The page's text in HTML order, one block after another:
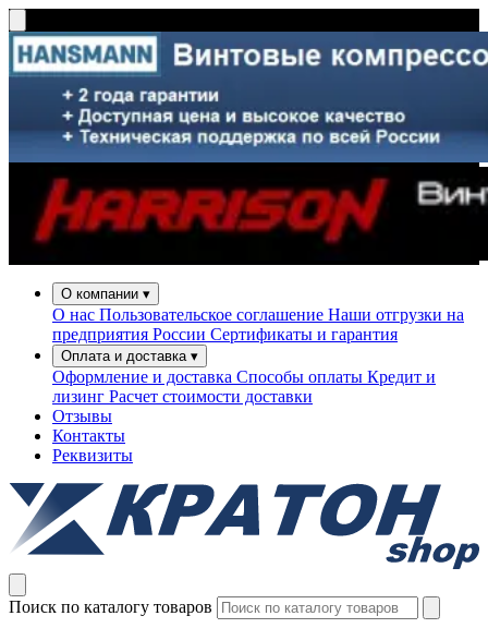
О компании ▾
О нас Пользовательское соглашение Наши отгрузки на
предприятия России Сертификаты и гарантия
Оплата и доставка ▾
Оформление и доставка Способы оплаты Кредит и
лизинг Расчет стоимости доставки
Отзывы
Контакты
Реквизиты
Поиск по каталогу товаров